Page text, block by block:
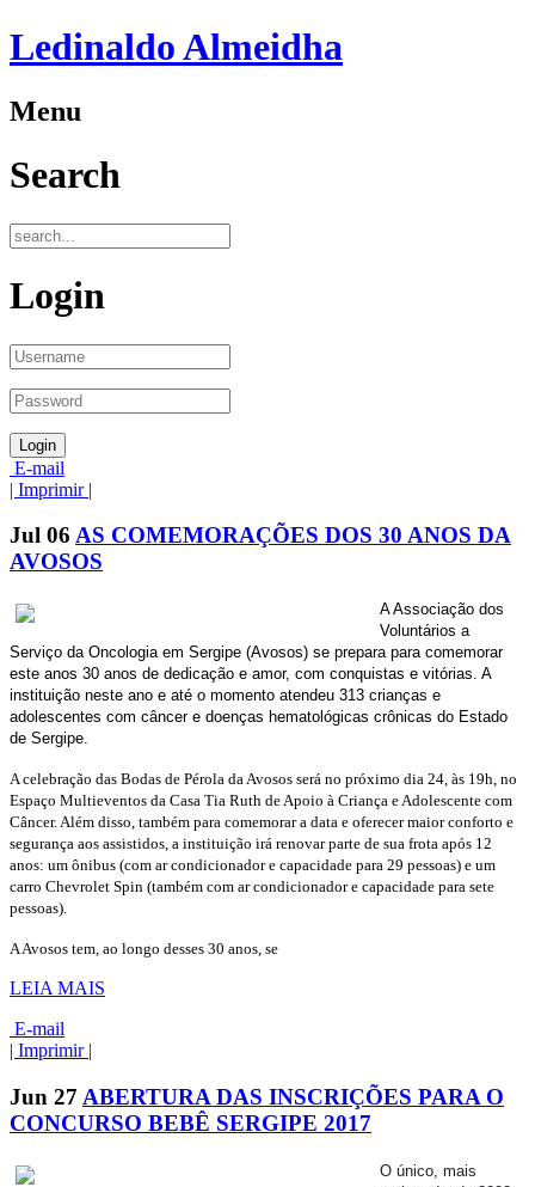
Ledinaldo Almeidha
Menu
Search
Login
E-mail
| Imprimir |
Jul 06 AS COMEMORAÇÕES DOS 30 ANOS DA
AVOSOS
A Associação dos
Voluntários a
Serviço da Oncologia em Sergipe (Avosos) se prepara para comemorar
este anos 30 anos de dedicação e amor, com conquistas e vitórias. A
instituição neste ano e até o momento atendeu 313 crianças e
adolescentes com câncer e doenças hematológicas crônicas do Estado
de Sergipe.
A celebração das Bodas de Pérola da Avosos será no próximo dia 24, às 19h, no
Espaço Multieventos da Casa Tia Ruth de Apoio à Criança e Adolescente com
Câncer. Além disso, também para comemorar a data e oferecer maior conforto e
segurança aos assistidos, a instituição irá renovar parte de sua frota após 12
anos: um ônibus (com ar condicionador e capacidade para 29 pessoas) e um
carro Chevrolet Spin (também com ar condicionador e capacidade para sete
pessoas).
A Avosos tem, ao longo desses 30 anos, se
LEIA MAIS
E-mail
| Imprimir |
Jun 27 ABERTURA DAS INSCRIÇÕES PARA O
CONCURSO BEBÊ SERGIPE 2017
O único, mais